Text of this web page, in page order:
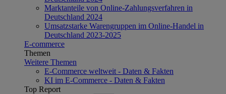
Marktanteile von Online-Zahlungsverfahren in
Deutschland 2024
Umsatzstarke Warengruppen im Online-Handel in
Deutschland 2023-2025
E-commerce
Themen
Weitere Themen
E-Commerce weltweit - Daten & Fakten
KI im E-Commerce - Daten & Fakten
Top Report